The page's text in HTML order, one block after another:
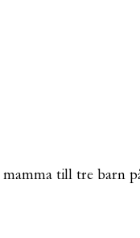
till tre barn